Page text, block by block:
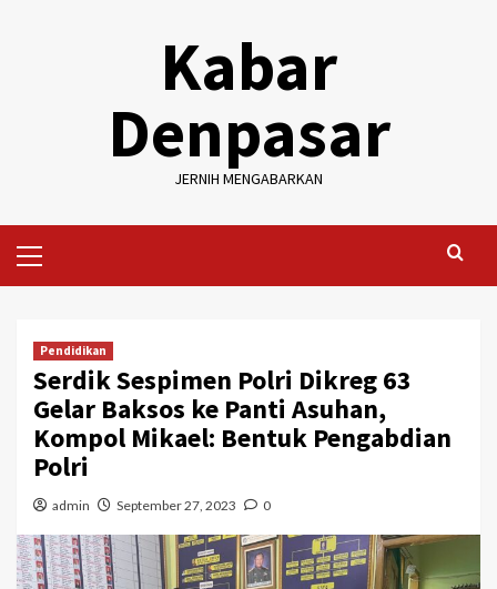
Kabar
Denpasar
JERNIH MENGABARKAN
Menu
Pendidikan
Serdik Sespimen Polri Dikreg 63
Gelar Baksos ke Panti Asuhan,
Kompol Mikael: Bentuk Pengabdian
Polri
admin September 27, 2023 0